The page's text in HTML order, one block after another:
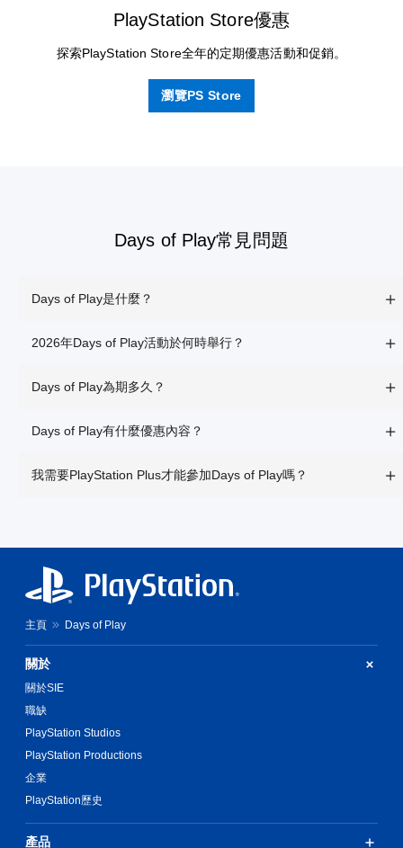
PlayStation Store優惠
探索PlayStation Store全年的定期優惠活動和促銷。
瀏覽PS Store
Days of Play常見問題
Days of Play是什麼？
2026年Days of Play活動於何時舉行？
Days of Play為期多久？
Days of Play有什麼優惠內容？
我需要PlayStation Plus才能參加Days of Play嗎？
主頁 Days of Play
關於
關於SIE
職缺
PlayStation Studios
PlayStation Productions
企業
PlayStation歷史
產品